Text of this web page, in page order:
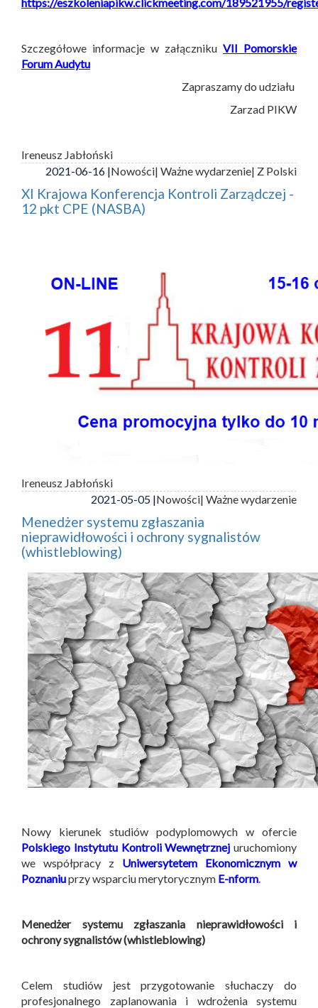
Szczegółowe informacje w załączniku VII Pomorskie
Forum Audytu
Zapraszamy do udziału
Zarzad PIKW
Ireneusz Jabłoński
2021-06-16 |Nowości| Ważne wydarzenie| Z Polski
XI Krajowa Konferencja Kontroli Zarządczej -
12 pkt CPE (NASBA)
Ireneusz Jabłoński
2021-05-05 |Nowości| Ważne wydarzenie
Menedżer systemu zgłaszania
nieprawidłowości i ochrony sygnalistów
(whistleblowing)
Nowy kierunek studiów podyplomowych w ofercie
Polskiego Instytutu Kontroli Wewnętrznej uruchomiony
we współpracy z Uniwersytetem Ekonomicznym w
Poznaniuprzy wsparciu merytorycznym E-nform
Menedżer systemu zgłaszania nieprawidłowości i
ochrony sygnalistów (whistleblowing)
Celem studiów jest przygotowanie słuchaczy do
profesjonalnego zaplanowania i wdrożenia systemu